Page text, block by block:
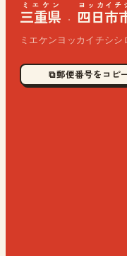
三重県
ミエケン
· 四日市
ヨッカイチ
ミエケンヨッカイチシシ
⧉ 郵便番号をコピ